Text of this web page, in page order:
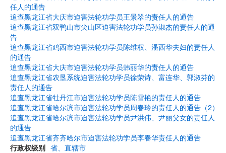
任人的通告
追查黑龙江省大庆市迫害法轮功学员王景翠的责任人的通告
追查黑龙江省双鸭山市尖山区迫害法轮功学员孙淑杰的责任人的通
告
追查黑龙江省鸡西市迫害法轮功学员陈维权、潘西华夫妇的责任人
的通告
追查黑龙江省大庆市迫害法轮功学员韩丽华的责任人的通告
追查黑龙江省农垦系统迫害法轮功学员徐荣诗、富连华、郭淑芬的
责任人的通告
追查黑龙江省牡丹江市迫害法轮功学员陈雪艳的责任人的通告
追查黑龙江省哈尔滨市迫害法轮功学员周春玲的责任人的通告（2）
追查黑龙江省哈尔滨市迫害法轮功学员尹洪伟、尹丽父女的责任人
的通告
追查黑龙江省齐齐哈尔市迫害法轮功学员李春华责任人的通告
行政权级别 省、直辖市